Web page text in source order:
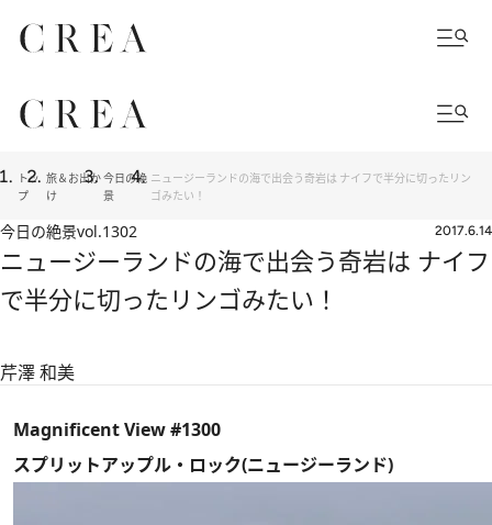
トッ
プ
旅＆お出か
け
今日の絶
景
ニュージーランドの海で出会う奇岩は ナイフで半分に切ったリン
ゴみたい！
今日の絶景vol.1302 2017.6.14
ニュージーランドの海で出会う奇岩は ナイフ
で半分に切ったリンゴみたい！
芹澤 和美
Magnificent View #1300
スプリットアップル・ロック(ニュージーランド)